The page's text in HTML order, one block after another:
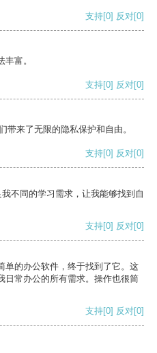
支持[0] 反对[0]
富。
支持[0] 反对[0]
带来了无限的隐私保护和自由。
支持[0] 反对[0]
不同的学习需求，让我能够找到自
支持[0] 反对[0]
单的办公软件，终于找到了它。这
日常办公的所有需求。操作也很简
支持[0] 反对[0]